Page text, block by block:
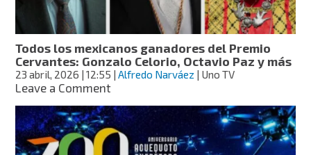
los
70
años
Todos los mexicanos ganadores del Premio
Cervantes: Gonzalo Celorio, Octavio Paz y más
23 abril, 2026 | 12:55 |Alfredo Narváez | Uno TV
Leave a Commenton
los
mexicanos
ganadores